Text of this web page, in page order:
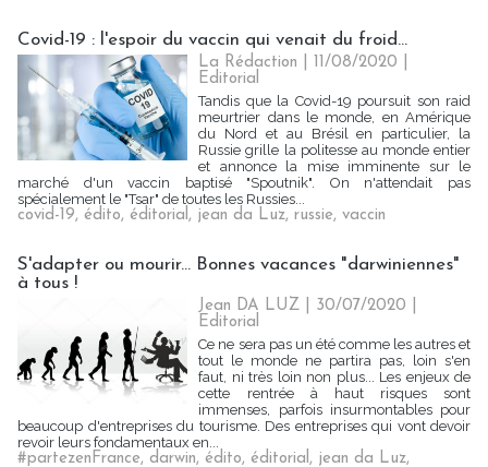
Covid-19 : l'espoir du vaccin qui venait du froid…
La Rédaction | 11/08/2020
Editorial
Tandis que la Covid-19 poursuit son raid
meurtrier dans le monde, en Amérique
du Nord et au Brésil en particulier, la
Russie grille la politesse au monde entier
et annonce la mise imminente sur le
marché d'un vaccin baptisé "Spoutnik". On n'attendait pas
spécialement le "Tsar" de toutes les Russies...
covid-19, édito, éditorial, jean da Luz, russie, vaccin
S'adapter ou mourir... Bonnes vacances "darwiniennes"
à tous !
Jean DA LUZ | 30/07/2020
Editorial
Ce ne sera pas un été comme les autres et
tout le monde ne partira pas, loin s'en
faut, ni très loin non plus... Les enjeux de
cette rentrée à haut risques sont
immenses, parfois insurmontables pour
beaucoup d'entreprises du tourisme. Des entreprises qui vont devoir
revoir leurs fondamentaux en...
#partezenFrance, darwin, édito, éditorial, jean da Luz,